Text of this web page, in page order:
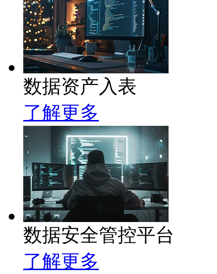
数据资产入表
了解更多
数据安全管控平台
了解更多